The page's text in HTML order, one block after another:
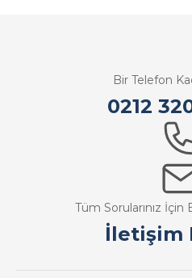
Bir Telefon
0212
Tüm Sorularınız İçin
İletişim